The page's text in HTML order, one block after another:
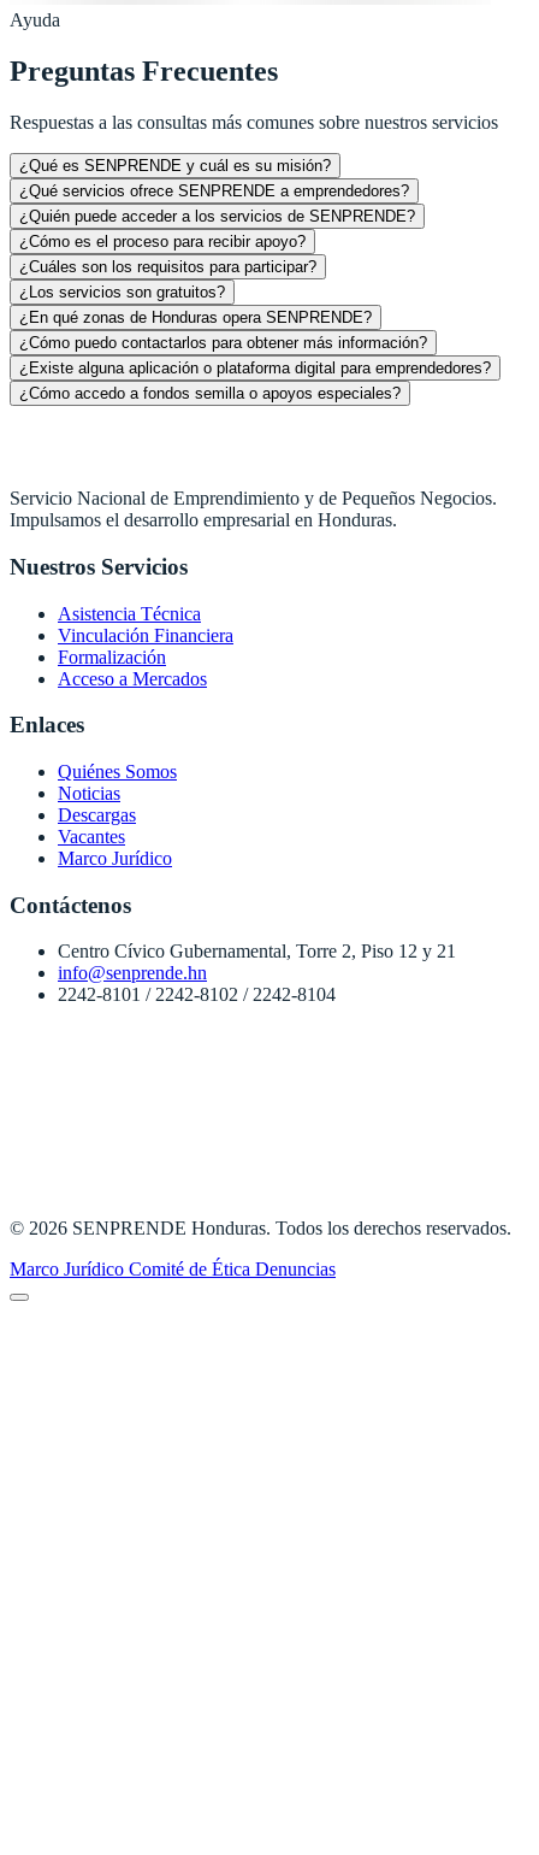
Ayuda
Preguntas Frecuentes
Respuestas a las consultas más comunes sobre nuestros servicios
¿Qué es SENPRENDE y cuál es su misión?
¿Qué servicios ofrece SENPRENDE a emprendedores?
¿Quién puede acceder a los servicios de SENPRENDE?
¿Cómo es el proceso para recibir apoyo?
¿Cuáles son los requisitos para participar?
¿Los servicios son gratuitos?
¿En qué zonas de Honduras opera SENPRENDE?
¿Cómo puedo contactarlos para obtener más información?
¿Existe alguna aplicación o plataforma digital para emprendedores?
¿Cómo accedo a fondos semilla o apoyos especiales?
Servicio Nacional de Emprendimiento y de Pequeños Negocios.
Impulsamos el desarrollo empresarial en Honduras.
Nuestros Servicios
Asistencia Técnica
Vinculación Financiera
Formalización
Acceso a Mercados
Enlaces
Quiénes Somos
Noticias
Descargas
Vacantes
Marco Jurídico
Contáctenos
Centro Cívico Gubernamental, Torre 2, Piso 12 y 21
info@senprende.hn
2242-8101 / 2242-8102 / 2242-8104
© 2026 SENPRENDE Honduras. Todos los derechos reservados.
Marco Jurídico Comité de Ética Denuncias